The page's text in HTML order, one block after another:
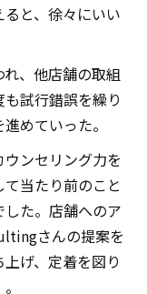
と、徐々にいい
、他店舗の取組
試行錯誤を繰り
めていった。
ウンセリング力を
当たり前のこと
た。店舗へのア
さんの提案を
げ、定着を図り